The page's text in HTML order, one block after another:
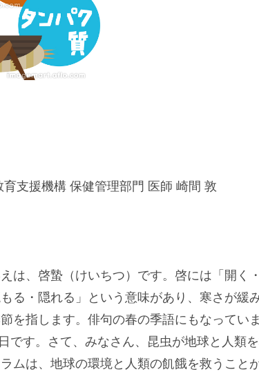
支援機構 保健管理部門 医師 崎間 敦
は、啓蟄（けいちつ）です。啓には「開く
る・隠れる」という意味があり、寒さが緩
を指します。俳句の春の季語にもなってい
です。さて、みなさん、昆虫が地球と人類
ムは、地球の環境と人類の飢餓を救うこと